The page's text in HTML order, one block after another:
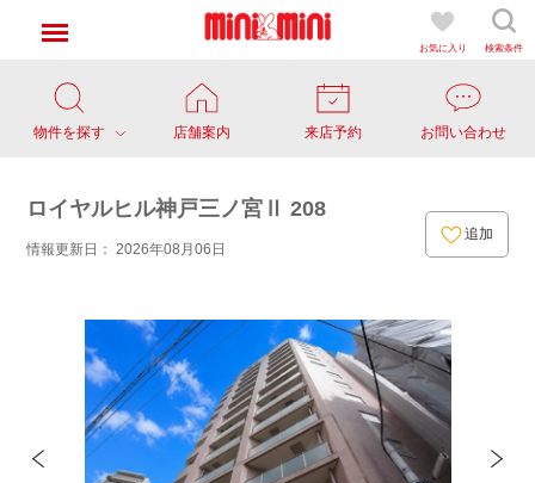
お気に入り 検索条件
物件を探す 店舗案内 来店予約 お問い合わせ
ロイヤルヒル神戸三ノ宮Ⅱ 208
情報更新日： 2026年08月06日
追加